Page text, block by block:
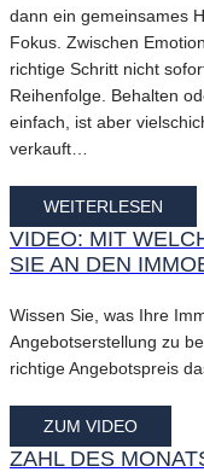
dann ein gemeinsames
Fokus. Zwischen
richtige Schritt nicht
Reihenfolge. Behalten
einfach, ist aber
verkauft…
WEITERLESEN
VIDEO: MIT
SIE AN DEN
Wissen Sie, was Ihre
Angebotserstellung zu
richtige Angebotspreis
ZUM VIDEO
ZAHL DES